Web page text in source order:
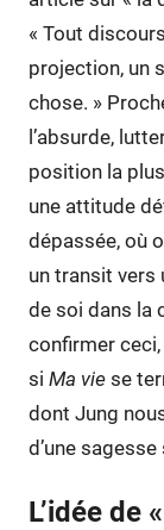
« Tout
projection, un
chose. »
l’absurde,
position la
une attitude
dépassée, où
un transit vers
de soi dans la
confirmer ceci,
si Ma viese
dont Jung
d’une
L’idée de